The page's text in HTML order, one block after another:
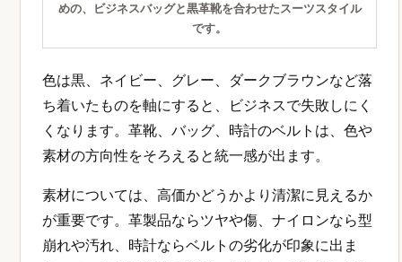
めの、ビジネスバッグと黒革靴を合わせたスーツスタイル
です。
色は黒、ネイビー、グレー、ダークブラウンなど落
ち着いたものを軸にすると、ビジネスで失敗しにく
くなります。革靴、バッグ、時計のベルトは、色や
素材の方向性をそろえると統一感が出ます。
素材については、高価かどうかより清潔に見えるか
が重要です。革製品ならツヤや傷、ナイロンなら型
崩れや汚れ、時計ならベルトの劣化が印象に出ま